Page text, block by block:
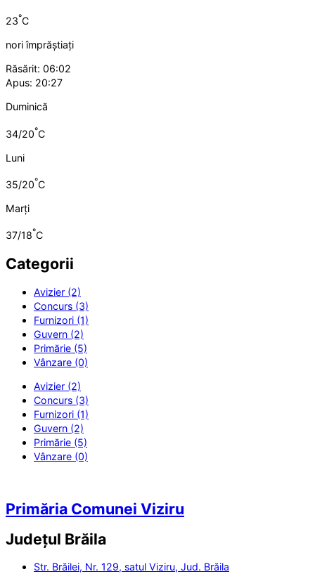
23°C
nori împrăștiați
Răsărit: 06:02
Apus: 20:27
Duminică
34/20°C
Luni
35/20°C
Marți
37/18°C
Categorii
Avizier (2)
Concurs (3)
Furnizori (1)
Guvern (2)
Primărie (5)
Vânzare (0)
Avizier (2)
Concurs (3)
Furnizori (1)
Guvern (2)
Primărie (5)
Vânzare (0)
Primăria Comunei Viziru
Județul Brăila
Str. Brăilei, Nr. 129, satul Viziru, Jud. Brăila